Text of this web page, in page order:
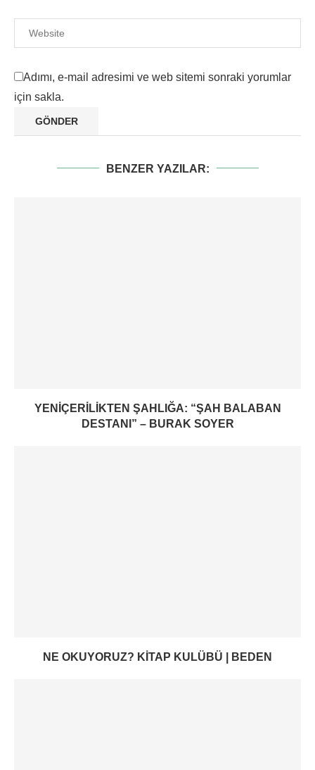
Adımı, e-mail adresimi ve web sitemi sonraki yorumlar
için sakla.
BENZER YAZILAR:
YENIÇERILIKTEN ŞAHLIĞA: “ŞAH BALABAN
DESTANI” – BURAK SOYER
NE OKUYORUZ? KITAP KULÜBÜ | BEDEN